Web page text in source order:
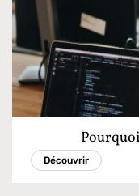
Découvrir